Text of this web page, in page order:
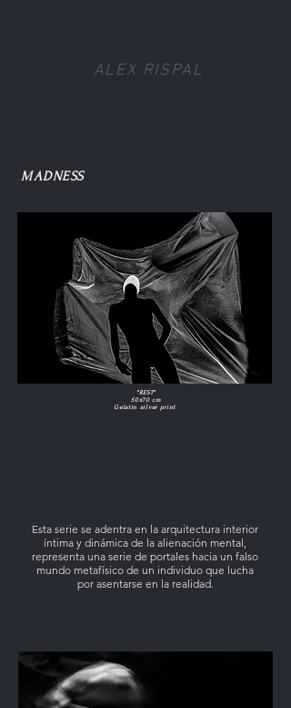
ALEX RISPAL
MADNESS
"REST"
50x70 cm
Gelatin silver print
Esta serie se adentra en la arquitectura interior
íntima y dinámica de la alienación mental,
representa una serie de portales hacia un falso
mundo metafísico de un individuo que lucha
por asentarse en la realidad.